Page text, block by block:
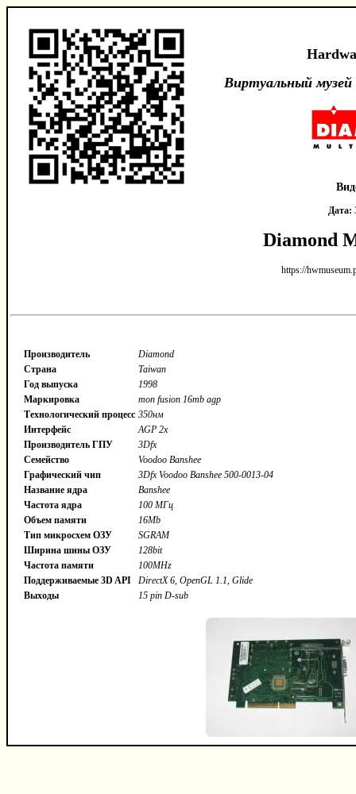
Виртуальный
Дата:
Diamond
https://
Производитель
Diamond
Страна
Taiwan
Год выпуска
1998
Маркировка
mon fusion 16mb agp
Технологический процесс 350нм
Интерфейс
AGP 2x
Производитель ГПУ
3Dfx
Семейство
Voodoo Banshee
Графический чип
3Dfx Voodoo Banshee 500-0013-04
Название ядра
Banshee
Частота ядра
100 МГц
Объем памяти
16Mb
Тип микросхем ОЗУ
SGRAM
Ширина шины ОЗУ
128bit
Частота памяти
100MHz
Поддерживаемые 3D API
DirectX 6, OpenGL 1.1, Glide
Выходы
15 pin D-sub